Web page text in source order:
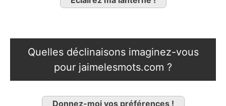
Quelles déclinaisons imaginez-vous
pour jaimelesmots.com ?
Donnez-moi vos préférences !